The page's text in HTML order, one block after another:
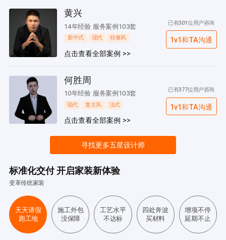
黄兴
14年经验 服务案例103套
新中式 现代 轻奢风
点击查看全部案例 >>
已有301位用户咨询
1v1和TA沟通
何胜周
10年经验 服务案例103套
现代 复古风 法式
点击查看全部案例 >>
已有377位用户咨询
1v1和TA沟通
寻找更多五星设计师
标准化交付 开启家装新体验
变革传统家装
天天请假
跑工地
施工外包
没保障
工艺水平
不达标
四处奔波
买材料
增项不停
延期不止